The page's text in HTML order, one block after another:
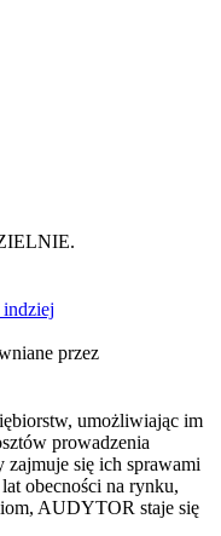
indziej
przez
umożliwiając im
prowadzenia
zajmuje się ich sprawami
obecności na rynku,
AUDYTOR staje się